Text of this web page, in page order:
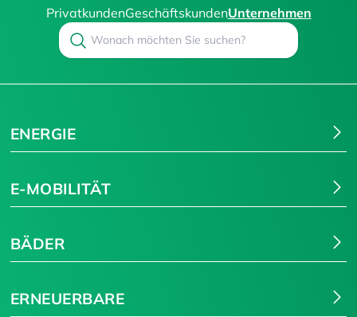
PrivatkundenGeschäftskundenUnternehmen
Search
ENERGIE
E-MOBILITÄT
BÄDER
ERNEUERBARE